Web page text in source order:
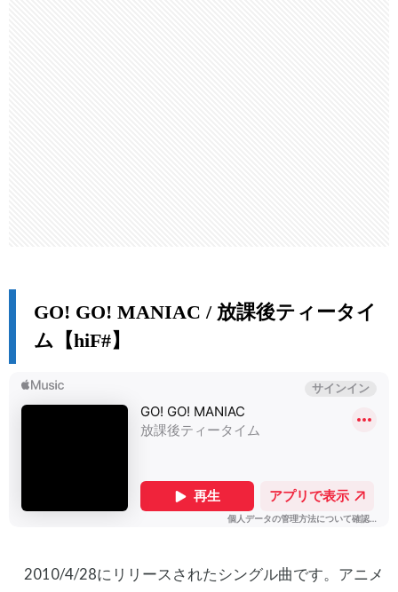
GO! GO! MANIAC / 放課後ティータイ
ム【hiF#】
2010/4/28にリリースされたシングル曲です。アニメ